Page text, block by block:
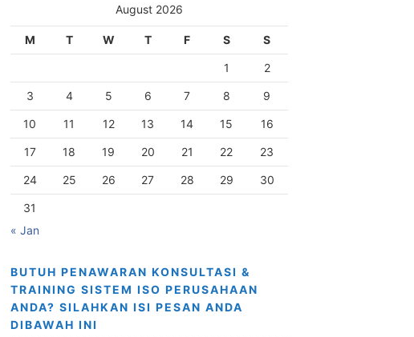
August 2026
M T W T F S S
1 2
3 4 5 6 7 8 9
10 11 12 13 14 15 16
17 18 19 20 21 22 23
24 25 26 27 28 29 30
31
« Jan
BUTUH PENAWARAN KONSULTASI &
TRAINING SISTEM ISO PERUSAHAAN
ANDA? SILAHKAN ISI PESAN ANDA
DIBAWAH INI